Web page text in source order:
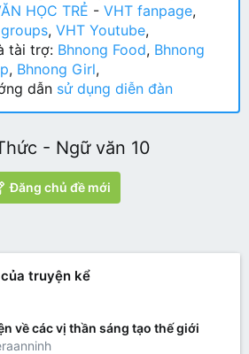
HỌC TRẺ - VHT fanpage,
, VHT Youtube,
tài trợ: Bhnong Food, Bhnong
, Bhnong Girl,
dẫn sử dụng diễn đàn
- Ngữ văn 10
Đăng chủ đề mới
truyện kể
về các vị thần sáng tạo thế giới